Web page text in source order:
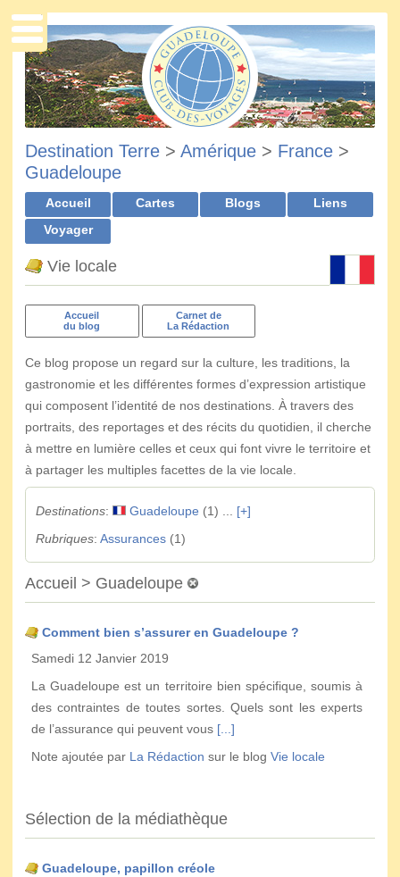
Destination Terre > Amérique > France >
Guadeloupe
Accueil Cartes Blogs
Liens
Voyager
Vie locale
Accueil
du blog
Carnet de
La Rédaction
Ce blog propose un regard sur la culture, les traditions, la
gastronomie et les différentes formes d’expression artistique
qui composent l’identité de nos destinations. À travers des
portraits, des reportages et des récits du quotidien, il cherche
à mettre en lumière celles et ceux qui font vivre le territoire et
à partager les multiples facettes de la vie locale.
Destinations: Guadeloupe (1) ... [+]
Rubriques: Assurances(1)
Accueil > Guadeloupe
Comment bien s’assurer en Guadeloupe ?
Samedi 12 Janvier 2019
La Guadeloupe est un territoire bien spécifique, soumis à
des contraintes de toutes sortes. Quels sont les experts
de l’assurance qui peuvent vous [...]
Note ajoutée par La Rédaction sur le blog Vie locale
Sélection de la médiathèque
Guadeloupe, papillon créole